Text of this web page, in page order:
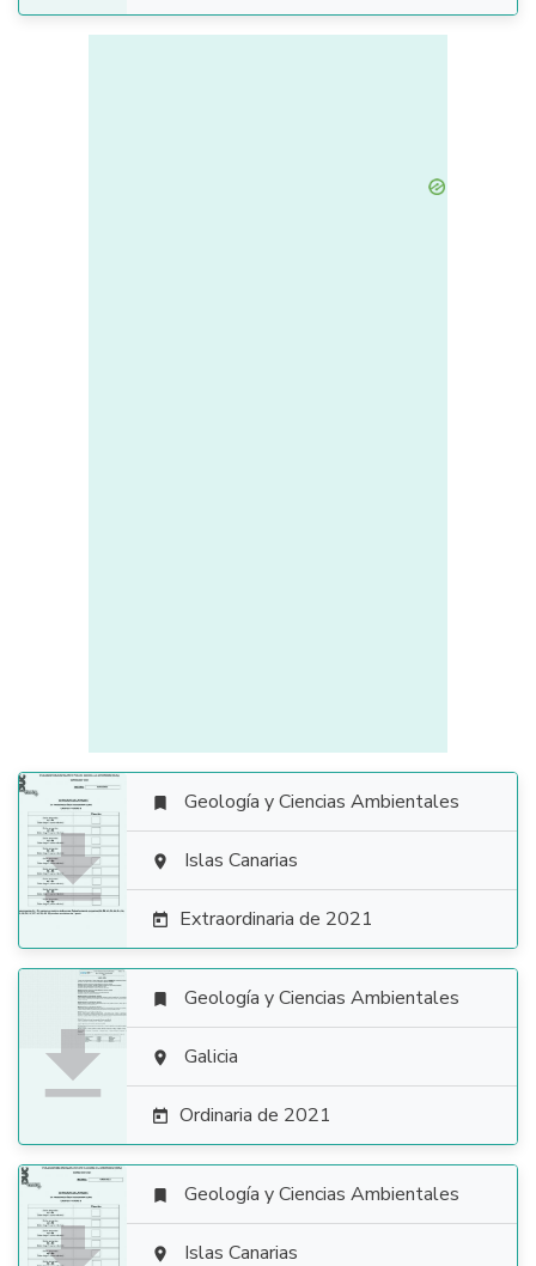

 Geología y Ciencias Ambientales
 Islas Canarias
 Extraordinaria de 2021

 Geología y Ciencias Ambientales
 Galicia
 Ordinaria de 2021
 Geología y Ciencias Ambientales
 Islas Canarias